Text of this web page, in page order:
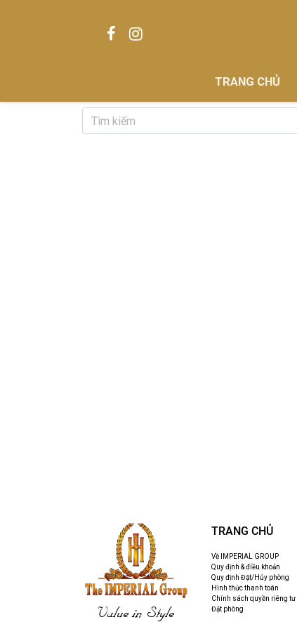
TRANG CHỦ
Value in Style
TRANG CHỦ
Về IMPERIAL GROUP
Quy định & điều khoản
Quy định Đặt/Hủy phòng
Hình thức thanh toán
Chính sách quyền riêng tư
Đặt phòng